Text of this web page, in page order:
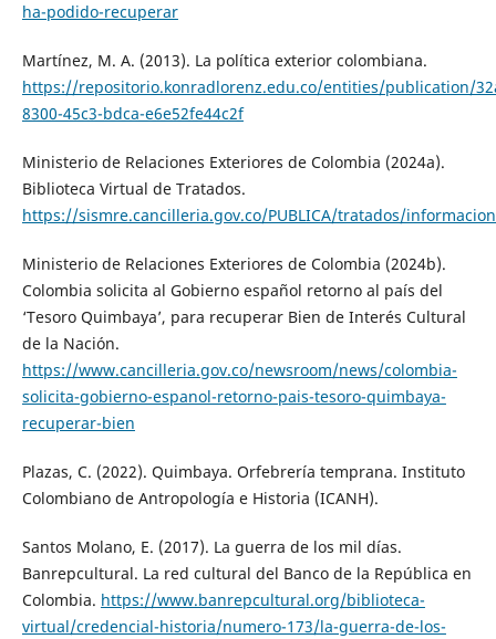
ha-podido-recuperar
Martínez, M. A. (2013). La política exterior colombiana.
https://repositorio.konradlorenz.edu.co/entities/publication/
8300-45c3-bdca-e6e52fe44c2f
Ministerio de Relaciones Exteriores de Colombia (2024a).
Biblioteca Virtual de Tratados.
https://sismre.cancilleria.gov.co/PUBLICA/tratados/
Ministerio de Relaciones Exteriores de Colombia (2024b).
Colombia solicita al Gobierno español retorno al país del
‘Tesoro Quimbaya’, para recuperar Bien de Interés Cultural
de la Nación.
https://www.cancilleria.gov.co/newsroom/news/colombia-
solicita-gobierno-espanol-retorno-pais-tesoro-quimbaya-
recuperar-bien
Plazas, C. (2022). Quimbaya. Orfebrería temprana. Instituto
Colombiano de Antropología e Historia (ICANH).
Santos Molano, E. (2017). La guerra de los mil días.
Banrepcultural. La red cultural del Banco de la República en
Colombia. https://www.banrepcultural.org/biblioteca-
virtual/credencial-historia/numero-173/la-guerra-de-los-